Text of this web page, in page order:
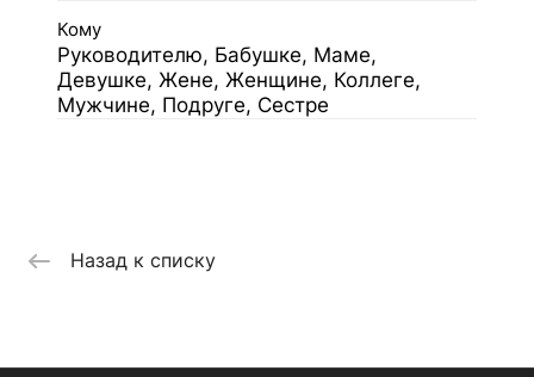
Кому
Руководителю, Бабушке, Маме,
Девушке, Жене, Женщине, Коллеге,
Мужчине, Подруге, Сестре
Назад к списку